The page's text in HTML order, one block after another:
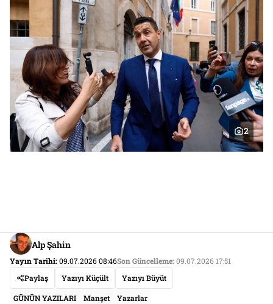
2
Alp Şahin
Yayın Tarihi:09.07.2026 08:46Son Güncelleme:09.07.2026 17:51
Paylaş
Yazıyı Küçült Yazıyı Büyüt
GÜNÜN YAZILARI Manşet Yazarlar